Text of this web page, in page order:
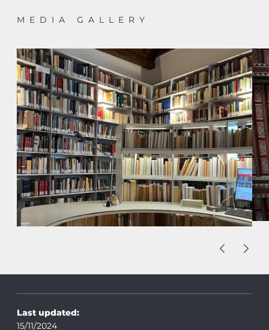
MEDIA GALLERY
Last updated:
15/11/2024